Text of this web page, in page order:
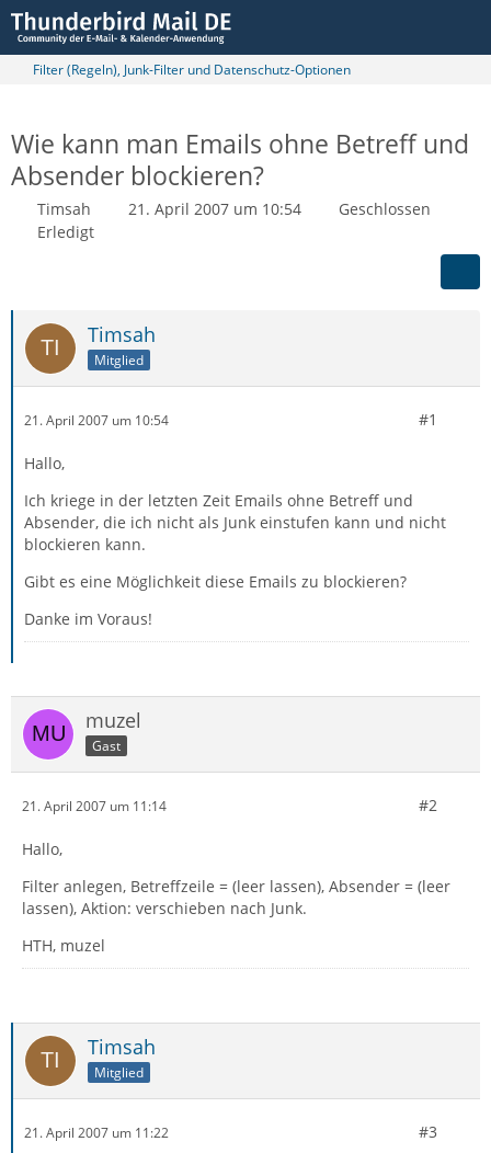
Filter (Regeln), Junk-Filter und Datenschutz-Optionen
Wie kann man Emails ohne Betreff und
Absender blockieren?
Timsah 21. April 2007 um 10:54
Geschlossen
Erledigt
Timsah
Mitglied
21. April 2007 um 10:54 #1
Hallo,
Ich kriege in der letzten Zeit Emails ohne Betreff und
Absender, die ich nicht als Junk einstufen kann und nicht
blockieren kann.
Gibt es eine Möglichkeit diese Emails zu blockieren?
Danke im Voraus!
muzel
Gast
21. April 2007 um 11:14 #2
Hallo,
Filter anlegen, Betreffzeile = (leer lassen), Absender = (leer
lassen), Aktion: verschieben nach Junk.
HTH, muzel
Timsah
Mitglied
21. April 2007 um 11:22 #3